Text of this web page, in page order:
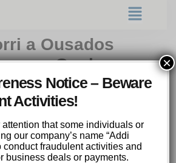
a Ousados
seus Ganhos
mouse e a
dos
Notice – Beware
Activities!
attention that some individuals or
our company’s name “Addi
conduct fraudulent activities and
business deals or payments.
×